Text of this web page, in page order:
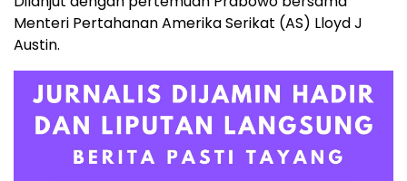
Menteri Pertahanan Amerika Serikat (AS) Lloyd J
Austin.